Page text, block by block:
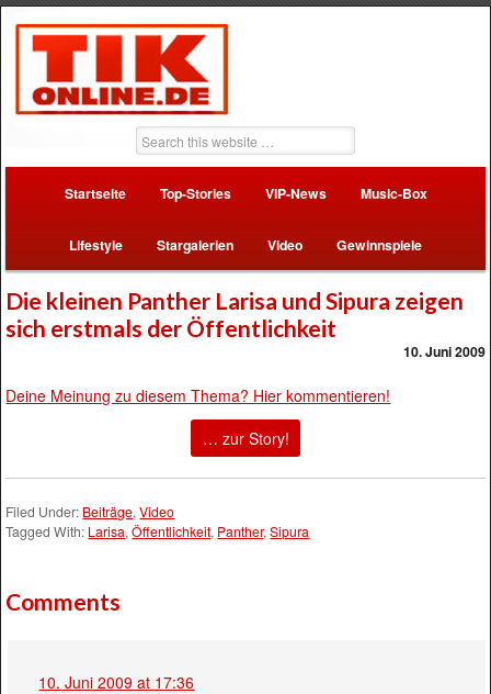
Startseite Top-Stories VIP-News Music-Box
Lifestyle Stargalerien Video Gewinnspiele
Die kleinen Panther Larisa und Sipura zeigen
sich erstmals der Öffentlichkeit
10. Juni 2009
Deine Meinung zu diesem Thema? Hier kommentieren!
… zur Story!
Filed Under: Beiträge,Video
Tagged With: Larisa,Öffentlichkeit, Panther,Sipura
Comments
10. Juni 2009 at 17:36